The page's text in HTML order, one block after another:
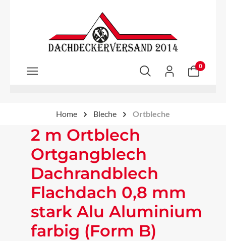
Zum Hauptinhalt springen
0
Home Bleche Ortbleche
2 m Ortblech
Ortgangblech
Dachrandblech
Flachdach 0,8 mm
stark Alu Aluminium
farbig (Form B)